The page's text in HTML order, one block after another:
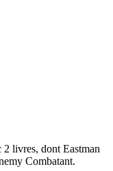
livres, dont Eastman
Combatant.